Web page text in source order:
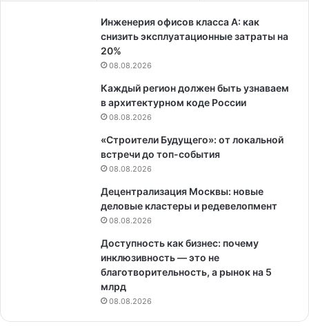
Инженерия офисов класса А: как
снизить эксплуатационные затраты на
20%
08.08.2026
Каждый регион должен быть узнаваем
в архитектурном коде России
08.08.2026
«Строители Будущего»: от локальной
встречи до топ-события
08.08.2026
Децентрализация Москвы: новые
деловые кластеры и редевелопмент
08.08.2026
Доступность как бизнес: почему
инклюзивность — это не
благотворительность, а рынок на 5
млрд
08.08.2026